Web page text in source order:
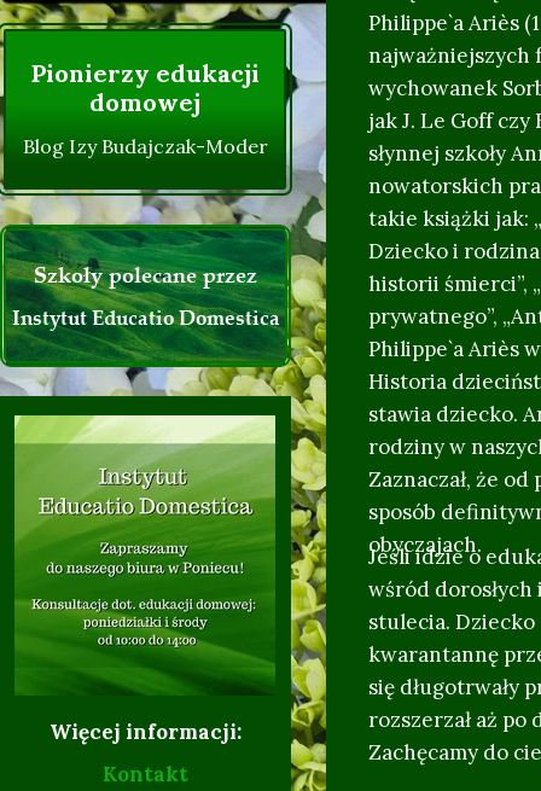
Jeśli idzie o
wśród dorosłych
stulecia. Dziecko
kwarantannę
się długotrwały
rozszerzał aż
Zachęcamy do
Philippe`a Ariès
najważniejszych
wychowanek
jak J. Le Goff
słynnej szkoły
nowatorskich
takie książki jak:
Dziecko i rodzina
historii śmierci”,
prywatnego”,
Philippe`a Ariès
Historia
stawia dziecko.
rodziny w
Zaznaczał, że
sposób
obyczajach.
Życzenia Instytutu :)
Szkoły polecane przez
Instytut Educatio Domestica
Więcej informacji:
Kontakt
Pionierzy edukacji
domowej
Blog Izy Budajczak-Moder